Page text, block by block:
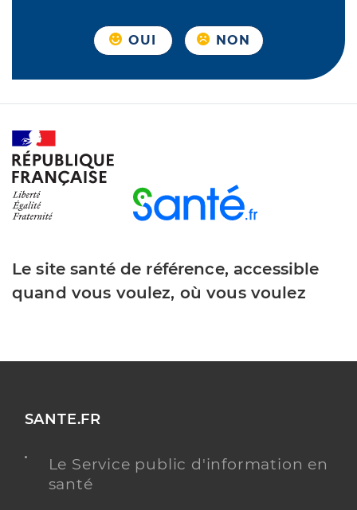
OUI NON
Le site santé de référence, accessible
quand vous voulez, où vous voulez
SANTE.FR
Le Service public d'information en
santé